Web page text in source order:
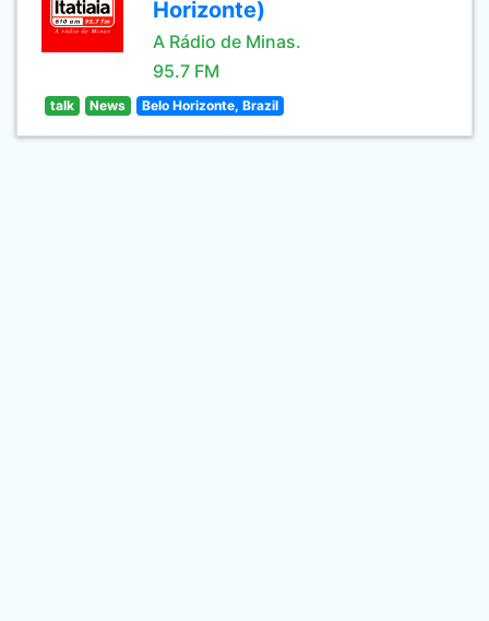
Horizonte)
A Rádio de Minas.
95.7 FM
talk News Belo Horizonte, Brazil